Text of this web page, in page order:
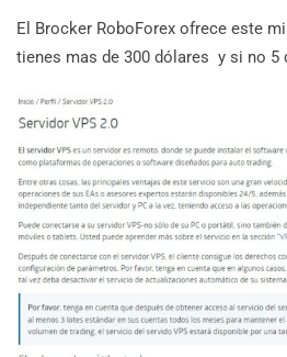
El Brocker RoboForex ofrece este
tienes mas de 300 dólares y si no 5